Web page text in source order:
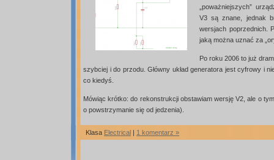
„poważniejszych”
V3 są znane, jednak
wersjach poprzednich.
jaką można uznać za
Po roku 2006 to już
szybciej i do przodu. Główny układ generatora jest cyfrowy i
co kiedyś.
Mówiąc krótko: do rekonstrukcji obstawiam wersję V2, ale o
o powstrzymanie się od jedzenia).
Klasa Electrical | 1 komentarz »